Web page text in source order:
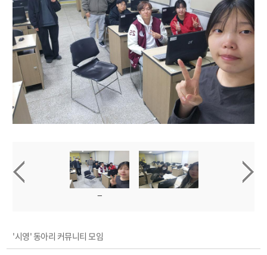
'시영' 동아리 커뮤니티 모임